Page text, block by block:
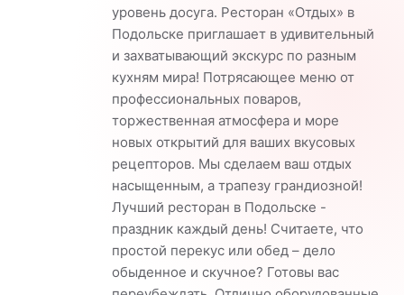
уровень досуга. Ресторан «Отдых» в
Подольске приглашает в удивительный
и захватывающий экскурс по разным
кухням мира! Потрясающее меню от
профессиональных поваров,
торжественная атмосфера и море
новых открытий для ваших вкусовых
рецепторов. Мы сделаем ваш отдых
насыщенным, а трапезу грандиозной!
Лучший ресторан в Подольске -
праздник каждый день! Считаете, что
простой перекус или обед – дело
обыденное и скучное? Готовы вас